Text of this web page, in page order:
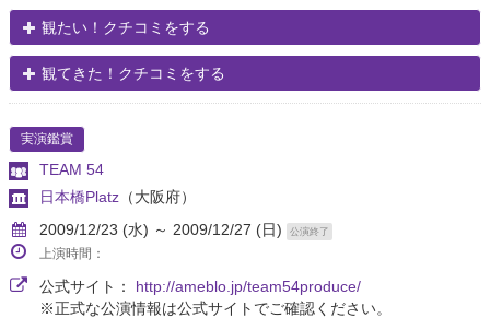
観たい！クチコミをする
観てきた！クチコミをする
実演鑑賞
TEAM 54
日本橋Platz （大阪府）
2009/12/23 (水) ～ 2009/12/27 (日)
公演終了
上演時間：
公式サイト： http://ameblo.jp/team54produce/
※正式な公演情報は公式サイトでご確認ください。